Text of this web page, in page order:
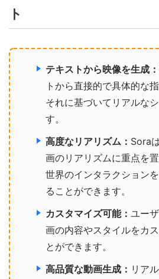
ト
テキストから映像を生成：
トから直接的で具体的な
それに基づいてリアルな
す。
高度なリアリズム： Sora
画のリアリズムに重点を
世界のインタラクション
ることができます。
カスタマイズ可能： ユー
画の内容やスタイルをカ
とができます。
高品質な動画生成： リア